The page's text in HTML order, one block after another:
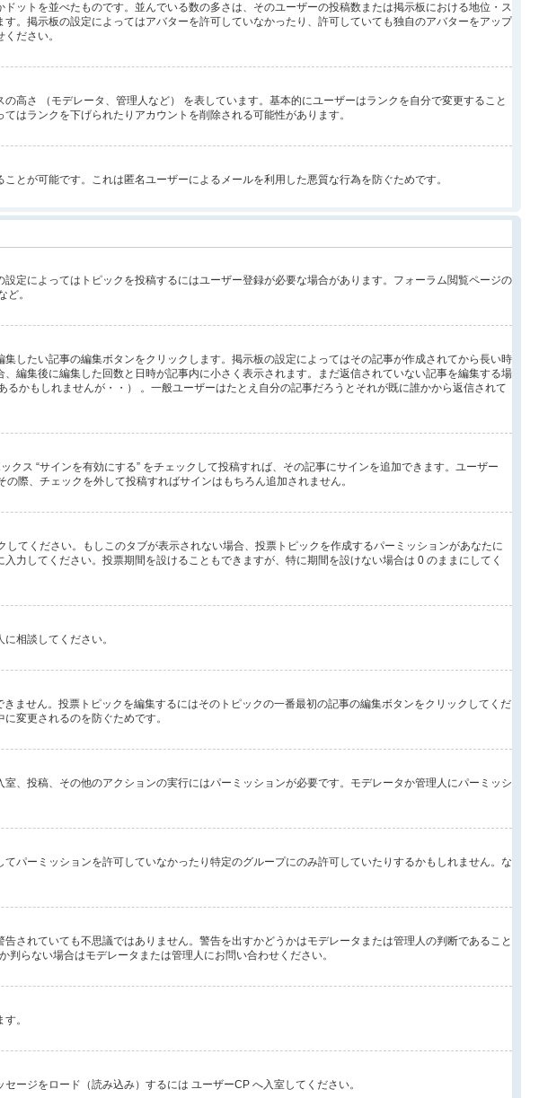
ットを並べたものです。並んでいる数の多さは、そのユーザーの投稿数または掲示板における地位・ス
。掲示板の設定によってはアバターを許可していなかったり、許可していても独自のアバターをアップ
ださい。
高さ （モデレータ、管理人など） を表しています。基本的にユーザーはランクを自分で変更すること
はランクを下げられたりアカウントを削除される可能性があります。
とが可能です。これは匿名ユーザーによるメールを利用した悪質な行為を防ぐためです。
定によってはトピックを投稿するにはユーザー登録が必要な場合があります。フォーラム閲覧ページの
ど。
したい記事の編集ボタンをクリックします。掲示板の設定によってはその記事が作成されてから長い時
編集後に編集した回数と日時が記事内に小さく表示されます。まだ返信されていない記事を編集する場
かもしれませんが・・） 。一般ユーザーはたとえ自分の記事だろうとそれが既に誰かから返信されて
ス “サインを有効にする” をチェックして投稿すれば、その記事にサインを追加できます。ユーザー
際、チェックを外して投稿すればサインはもちろん追加されません。
てください。もしこのタブが表示されない場合、投票トピックを作成するパーミッションがあなたに
力してください。投票期間を設けることもできますが、特に期間を設けない場合は 0 のままにしてく
相談してください。
ません。投票トピックを編集するにはそのトピックの一番最初の記事の編集ボタンをクリックしてくだ
変更されるのを防ぐためです。
、投稿、その他のアクションの実行にはパーミッションが必要です。モデレータか管理人にパーミッシ
パーミッションを許可していなかったり特定のグループにのみ許可していたりするかもしれません。な
されていても不思議ではありません。警告を出すかどうかはモデレータまたは管理人の判断であること
らない場合はモデレータまたは管理人にお問い合わせください。
。
ージをロード（読み込み）するには ユーザーCP へ入室してください。